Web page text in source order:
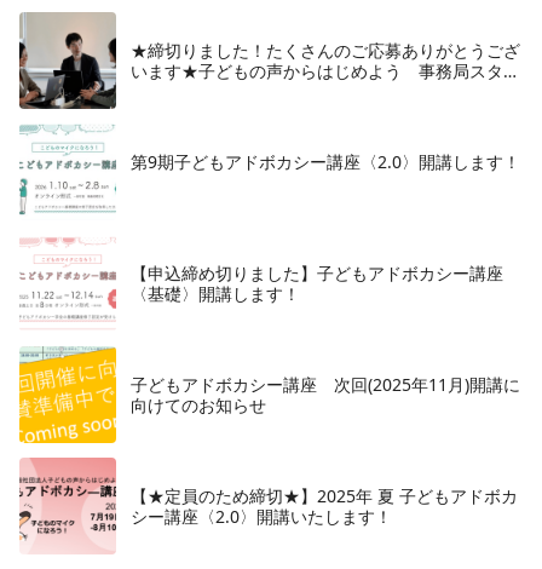
★締切りました！たくさんのご応募ありがとうござ
います★子どもの声からはじめよう 事務局スタッ
第9期子どもアドボカシー講座〈2.0〉開講します！
【申込締め切りました】子どもアドボカシー講座
〈基礎〉開講します！
子どもアドボカシー講座 次回(2025年11月)開講に
向けてのお知らせ
【★定員のため締切★】2025年 夏 子どもアドボカ
シー講座〈2.0〉開講いたします！